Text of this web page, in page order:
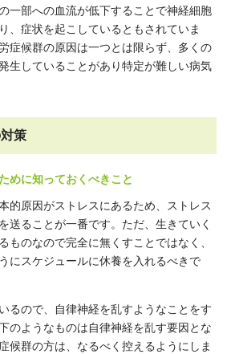
一部への血流が低下することで神経細胞
、症状を起こしているともされていま
症候群の原因は一つとは限らず、多くの
生していることがあり特定が難しい病気
策
めに知っておくべきこと
的原因がストレスにあるため、ストレス
送ることが一番です。ただ、生きていく
ものなので完全に無くすことではなく、
にスケジュールに休養を入れるべきで
るので、自律神経を乱すようなことをす
のようなものは自律神経を乱す要因とな
候群の方は、なるべく控えるようにしま